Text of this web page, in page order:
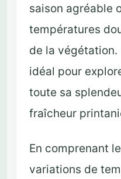
saison agréable
températures
de la végétation.
idéal pour
toute sa
fraîcheur
En comprenant
variations de